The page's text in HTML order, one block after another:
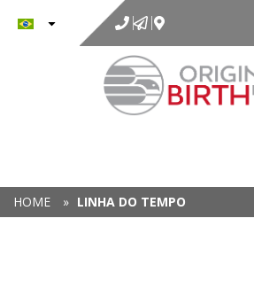
o
HOME » LINHA DO TEMPO